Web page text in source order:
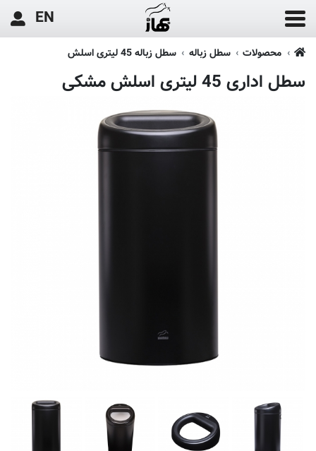
EN
محصولات سطل زباله سطل زباله 45 لیتری اسلش
سطل اداری 45 لیتری اسلش مشکی